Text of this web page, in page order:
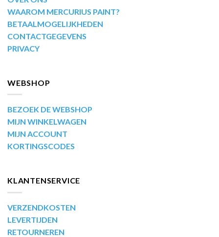
WAAROM MERCURIUS PAINT?
BETAALMOGELIJKHEDEN
CONTACTGEGEVENS
PRIVACY
WEBSHOP
BEZOEK DE WEBSHOP
MIJN WINKELWAGEN
MIJN ACCOUNT
KORTINGSCODES
KLANTENSERVICE
VERZENDKOSTEN
LEVERTIJDEN
RETOURNEREN